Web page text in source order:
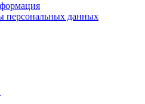
персональных данных